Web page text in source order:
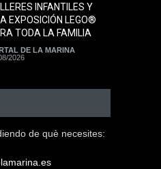
INFANTILES Y
EXPOSICIÓN LEGO®
TODA LA FAMILIA
DE LA MARINA
2026
de què necesites: